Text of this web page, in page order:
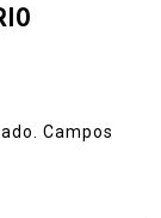
Campos